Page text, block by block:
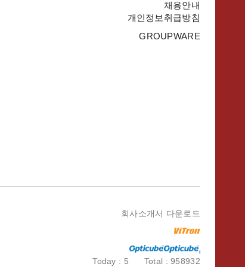
채용안내
개인정보취급방침
GROUPWARE
회사소개서 다운로드
Today : 5 Total : 958932